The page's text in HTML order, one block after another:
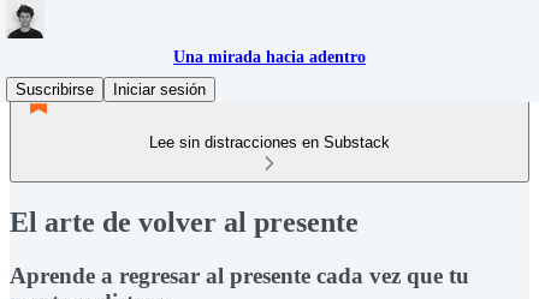
Una mirada hacia adentro
Suscribirse
Iniciar sesión
Lee sin distracciones en Substack
El arte de volver al presente
Aprende a regresar al presente cada vez que tu